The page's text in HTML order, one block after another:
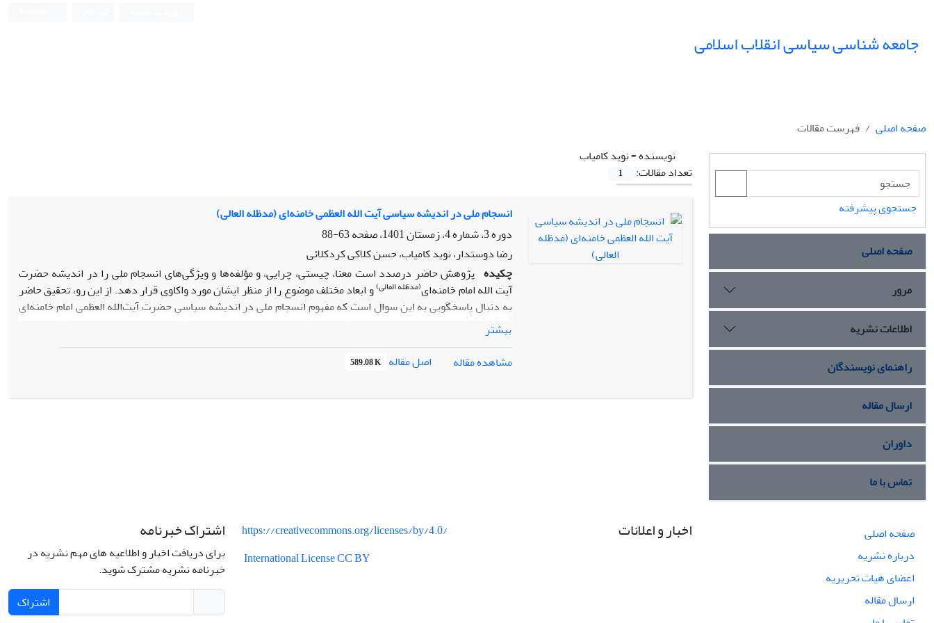
جامعه شناسی سیاسی انقلاب اسلامی
صفحه اصلی
فهرست مقالات
نویسنده =نوید کامیاب
تعداد مقالات:
1
انسجام ملی در اندیشه سیاسی آیت الله العظمی خامنه‌ای (مدظله العالی)
دوره 3، شماره 4، زمستان 1401، صفحه
63-88
رضا دوستدار، نوید کامیاب، حسن کلاکی کردکلائی
چکیده پژوهش حاضر درصدد است معنا، چیستی، چرایی، و مؤلفه‌ها و ویژگی‌های انسجام ملی را در اندیشه‏ حضرت
آیت الله امام خامنه‌ای(مدظله العالی)و ابعاد مختلف موضوع را از منظر ایشان مورد واکاوی قرار دهد. از این رو، تحقیق حاضر
به دنبال پاسخگویی به این سوال است که مفهوم انسجام ملی در اندیشه سیاسی حضرت آیت‌الله العظمی امام خامنه‌ای
(مدظله العالی)
راهکارهای ارتقای انسجام ملی از منظر ایشان چه می‌باشد؟ روش پژوهش حاضر، کیفی و از نوع تحلیل مضمون (تحلیل
در خصوص انسجام ملی سخنرانی نمودند. بنابراین روش گردآوری اطلاعات، کتابخانه‏ای به روش فیش‏برداری و مراجعه
بیشتر
مشاهده مقاله
اصل مقاله 589.08 K
جستجوی پیشرفته
صفحه اصلی
مرور
اطلاعات نشریه
راهنمای نویسندگان
ارسال مقاله
داوران
تماس با ما
صفحه اصلی
درباره نشریه
اعضای هیات تحریریه
ارسال مقاله
اخبار و اعلانات
https://creativecommons.org/licenses/by/4.0/
International License CC BY
اشتراک خبرنامه
برای دریافت اخبار و اطلاعیه های مهم نشریه در
خبرنامه نشریه مشترک شوید.
اشتراک